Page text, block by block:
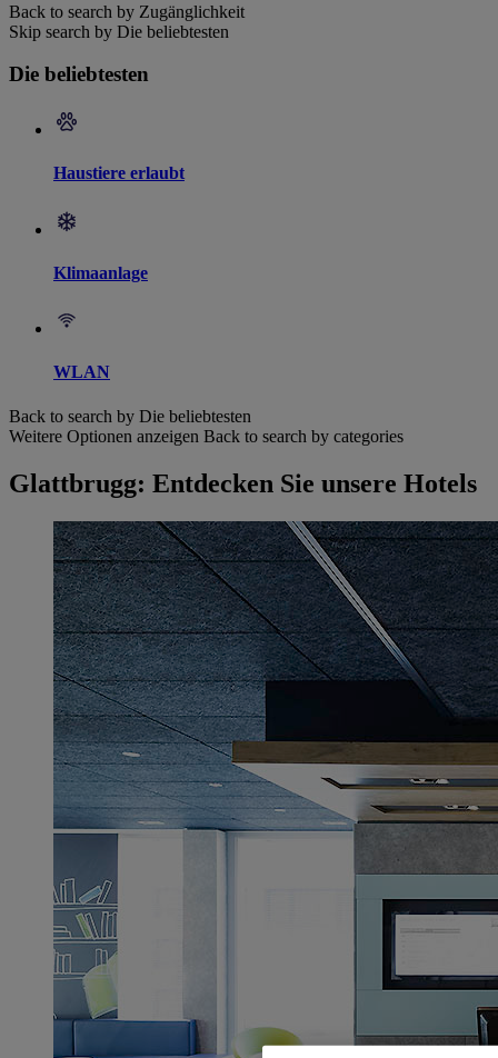
Back to search by Zugänglichkeit
Skip search by Die beliebtesten
Die beliebtesten
Haustiere erlaubt
Klimaanlage
WLAN
Back to search by Die beliebtesten
Weitere Optionen anzeigen Back to search by categories
Glattbrugg: Entdecken Sie unsere Hotels